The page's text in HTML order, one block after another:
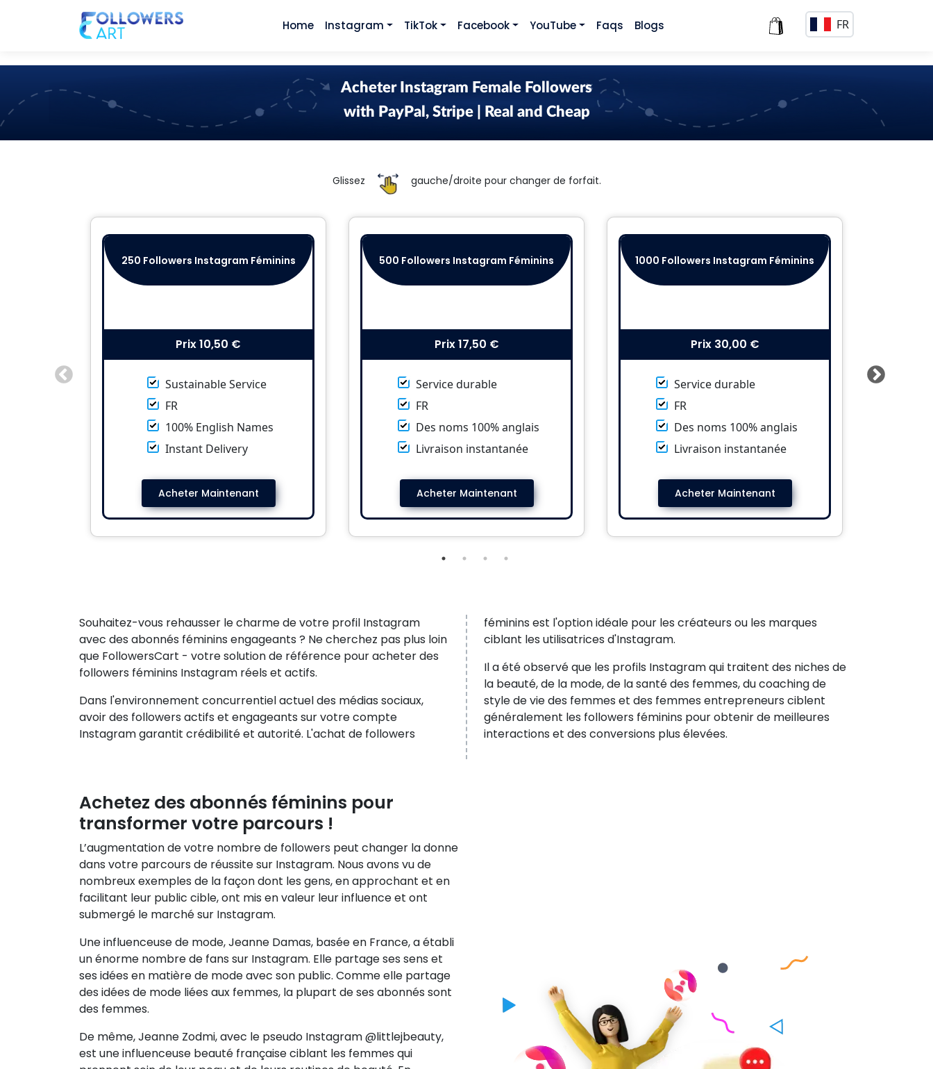
Home Instagram TikTok Facebook YouTube Faqs Blogs FR
Acheter Instagram Female Followers
with PayPal, Stripe | Real and Cheap
Glissez gauche/droite pour changer de forfait.
250 Followers Instagram Féminins
Prix10,50 €
Sustainable Service
FR
100% English Names
Instant Delivery
Acheter Maintenant
500 Followers Instagram Féminins
Prix17,50 €
Service durable
FR
Des noms 100% anglais
Livraison instantanée
Acheter Maintenant
1000 Followers Instagram Féminins
Prix 30,00 €
Service durable
FR
Des noms 100% anglais
Livraison instantanée
Acheter Maintenant
Souhaitez-vous rehausser le charme de votre profil Instagram
avec des abonnés féminins engageants ? Ne cherchez pas plus loin
que FollowersCart - votre solution de référence pour acheter des
followers féminins Instagram réels et actifs.
Dans l'environnement concurrentiel actuel des médias sociaux,
avoir des followers actifs et engageants sur votre compte
Instagram garantit crédibilité et autorité. L'achat de followers
féminins est l'option idéale pour les créateurs ou les marques
ciblant les utilisatrices d'Instagram.
Il a été observé que les profils Instagram qui traitent des niches de
la beauté, de la mode, de la santé des femmes, du coaching de
style de vie des femmes et des femmes entrepreneurs ciblent
généralement les followers féminins pour obtenir de meilleures
interactions et des conversions plus élevées.
Achetez des abonnés féminins pour
transformer votre parcours !
L’augmentation de votre nombre de followers peut changer la donne
dans votre parcours de réussite sur Instagram. Nous avons vu de
nombreux exemples de la façon dont les gens, en approchant et en
facilitant leur public cible, ont mis en valeur leur influence et ont
submergé le marché sur Instagram.
Une influenceuse de mode, Jeanne Damas, basée en France, a établi
un énorme nombre de fans sur Instagram. Elle partage ses sens et
ses idées en matière de mode avec son public. Comme elle partage
des idées de mode liées aux femmes, la plupart de ses abonnés sont
des femmes.
De même, Jeanne Zodmi, avec le pseudo Instagram @littlejbeauty,
est une influenceuse beauté française ciblant les femmes qui